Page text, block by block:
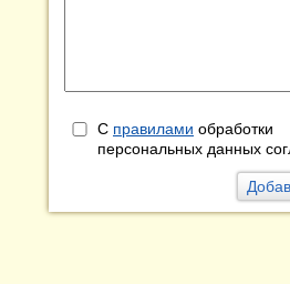
С правилами обработки
персональных данных